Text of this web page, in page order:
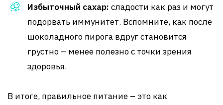
Избыточный сахар: сладости как раз и могут
подорвать иммунитет. Вспомните, как после
шоколадного пирога вдруг становится
грустно – менее полезно с точки зрения
здоровья.
В итоге, правильное питание – это как